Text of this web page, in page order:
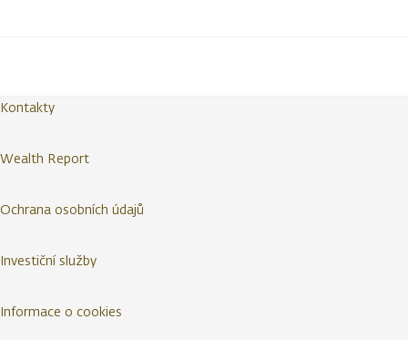
Kontakty
Wealth Report
Ochrana osobních údajů
Investiční služby
Informace o cookies